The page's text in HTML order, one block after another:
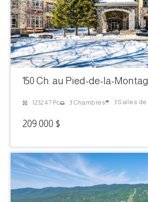
150 Ch. au Pied-de-la-
1232.47 Pc 3 Chambres 3 Salles
209 000 $